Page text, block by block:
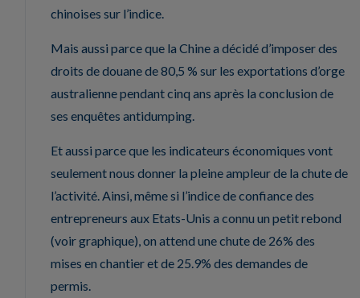
chinoises sur l’indice.
Mais aussi parce que la Chine a décidé d’imposer des
droits de douane de 80,5 % sur les exportations d’orge
australienne pendant cinq ans après la conclusion de
ses enquêtes antidumping.
Et aussi parce que les indicateurs économiques vont
seulement nous donner la pleine ampleur de la chute de
l’activité. Ainsi, même si l’indice de confiance des
entrepreneurs aux Etats-Unis a connu un petit rebond
(voir graphique), on attend une chute de 26% des
mises en chantier et de 25.9% des demandes de
permis.